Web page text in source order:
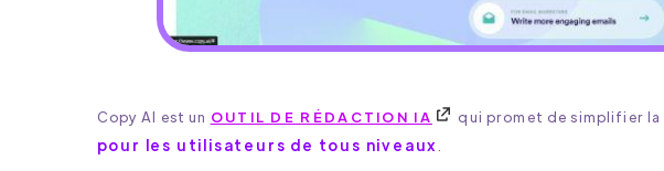
Copy AI est un OUTIL DE RÉDACTION IA qui promet de simplifier la
pour les utilisateurs de tous niveaux